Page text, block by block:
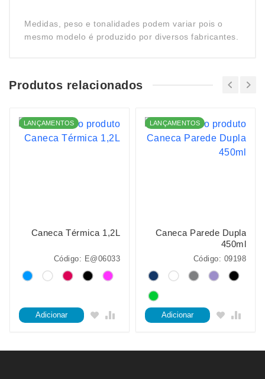
Medidas, peso e tonalidades podem variar pois o
mesmo modelo é produzido por diversos fabricantes.
Produtos relacionados
LANÇAMENTOS
Caneca Térmica 1,2L
Código: E@06033
Adicionar
LANÇAMENTOS
Caneca Parede Dupla
450ml
Código: 09198
Adicionar